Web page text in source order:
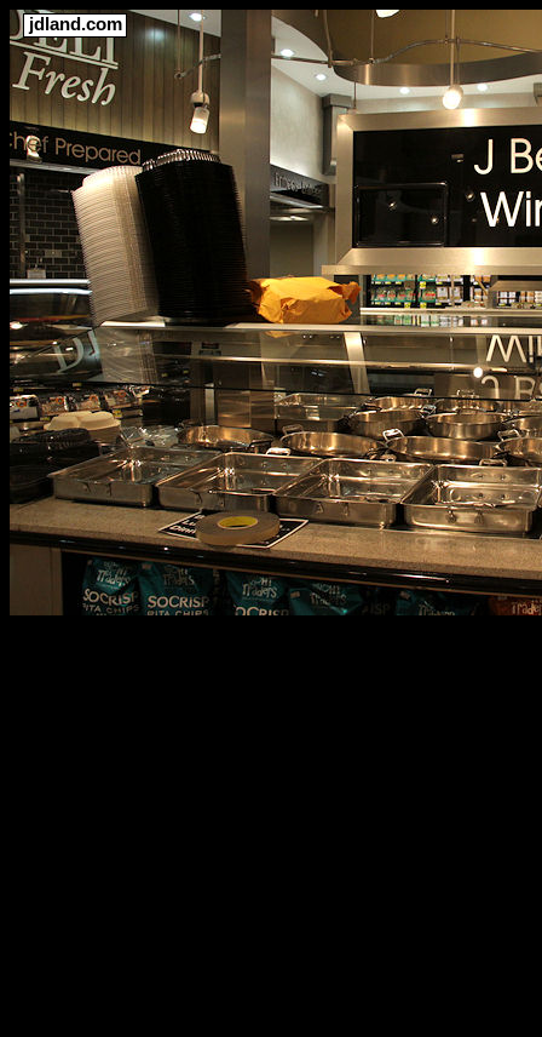
jdland.com